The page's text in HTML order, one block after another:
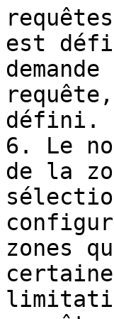
est
défini.
6. Le
de la
zones